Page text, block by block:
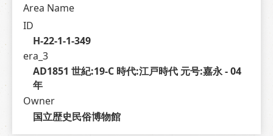
Area Name
ID
H-22-1-1-349
era_3
AD1851 世紀:19-C 時代:江戸時代 元号:嘉永 - 04
年
Owner
国立歴史民俗博物館